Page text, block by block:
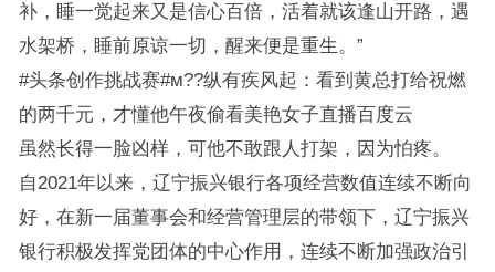
补，睡一觉起来又是信心百倍，活着就该逢山开路，遇
水架桥，睡前原谅一切，醒来便是重生。”
#头条创作挑战赛#м??纵有疾风起：看到黄总打给祝燃
的两千元，才懂他午夜偷看美艳女子直播百度云
虽然长得一脸凶样，可他不敢跟人打架，因为怕疼。
自2021年以来，辽宁振兴银行各项经营数值连续不断向
好，在新一届董事会和经营管理层的带领下，辽宁振兴
银行积极发挥党团体的中心作用，连续不断加强政治引